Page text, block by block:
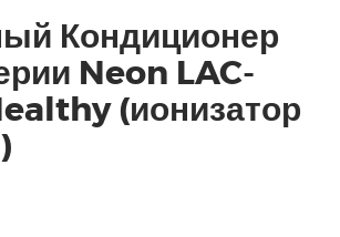
Кондиционер
Neon LAC-
(ионизатор